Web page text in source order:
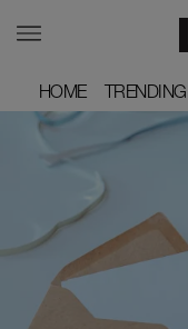
HOME
HOME TRENDING
TRENDING